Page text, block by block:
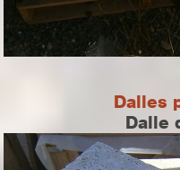
Dalles
Dalle